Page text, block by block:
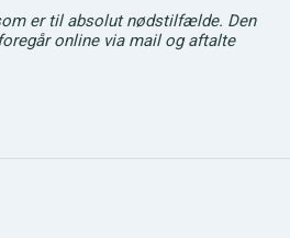
er til absolut nødstilfælde. Den
online via mail og aftalte